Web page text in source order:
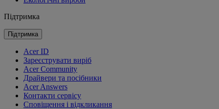
Підтримка
Підтримка
Acer ID
Зареєструвати виріб
Acer Community
Драйвери та посібники
Acer Answers
Контакти сервісу
Сповіщення і відкликання